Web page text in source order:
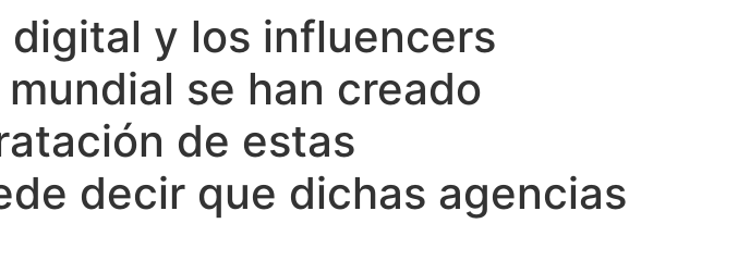
y los influencers
se han creado
de estas
decir que dichas agencias